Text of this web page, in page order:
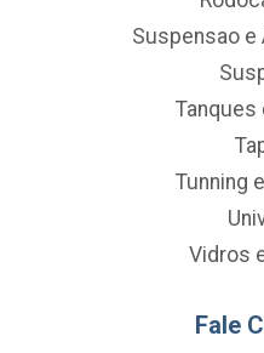
Suspensao
Tanques
Tunning
Vidros
Fale